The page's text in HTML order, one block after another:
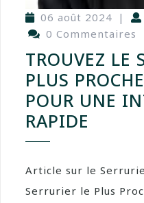
06 août 2024 |
0 Commentaires
TROUVEZ LE
PLUS
POUR UNE
RAPIDE
Article sur le
Serrurier le Plus